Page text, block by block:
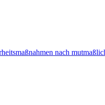
nach